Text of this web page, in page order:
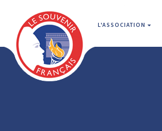
L'ASSOCIATION